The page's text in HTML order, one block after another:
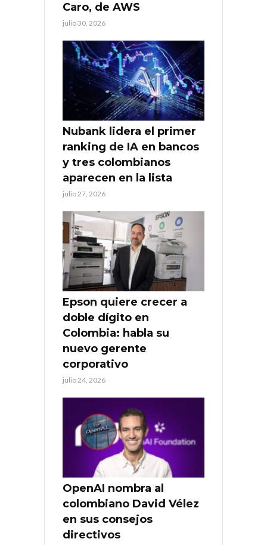
Caro, de AWS
julio 30, 2026
Nubank lidera el primer
ranking de IA en bancos
y tres colombianos
aparecen en la lista
julio 27, 2026
Epson quiere crecer a
doble dígito en
Colombia: habla su
nuevo gerente
corporativo
julio 24, 2026
OpenAI nombra al
colombiano David Vélez
en sus consejos
directivos